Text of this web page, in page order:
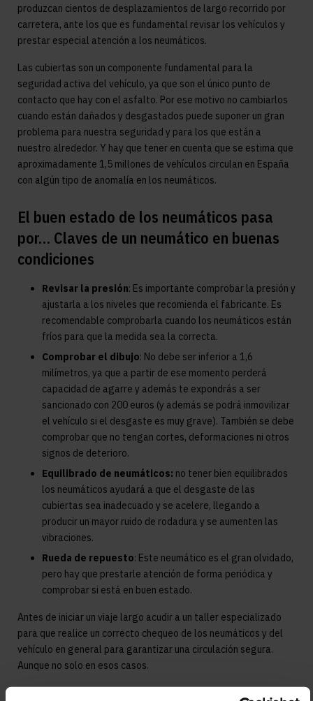
produzcan cientos de desplazamientos de largo recorrido por
carretera, ante los que es fundamental revisar los vehículos y
prestar especial atención a los neumáticos.
Las cubiertas son un componente fundamental para la
seguridad activa del vehículo, ya que son el único punto de
contacto que hay con el asfalto. Por ese motivo no cambiarlos
cuando están dañados y desgastados puede suponer un gran
problema para nuestra seguridad y para los que están a
nuestro alrededor. Y hay que tener en cuenta que se estima que
aproximadamente 1,5 millones de vehículos circulan en España
con algún tipo de anomalía en los neumáticos.
El buen estado de los neumáticos pasa
por… Claves de un neumático en buenas
condiciones
Revisar la presión: Es importante comprobar la presión y
ajustarla a los niveles que recomienda el fabricante. Es
recomendable comprobarla cuando los neumáticos están
fríos para que la medida sea la correcta.
Comprobar el dibujo: No debe ser inferior a 1,6
milímetros, ya que a partir de ese momento perderá
capacidad de agarre y además te expondrás a ser
sancionado con 200 euros (y además se podrá inmovilizar
el vehículo si el desgaste es muy grave). También se debe
comprobar que no tengan cortes, deformaciones ni otros
signos de deterioro.
Equilibrado de neumáticos: no tener bien equilibrados
los neumáticos ayudará a que el desgaste de las
cubiertas sea inadecuado y se acelere, llegando a
producir un mayor ruido de rodadura y se aumenten las
vibraciones.
Rueda de repuesto: Este neumático es el gran olvidado,
pero hay que prestarle atención de forma periódica y
comprobar si está en buen estado.
Antes de iniciar un viaje largo acudir a un taller especializado
para que realice un correcto chequeo de los neumáticos y del
vehículo en general para garantizar una circulación segura.
Aunque no solo en esos casos.